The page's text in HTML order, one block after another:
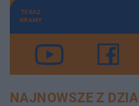
TERAZ
GRAMY
NAJNOWSZE Z